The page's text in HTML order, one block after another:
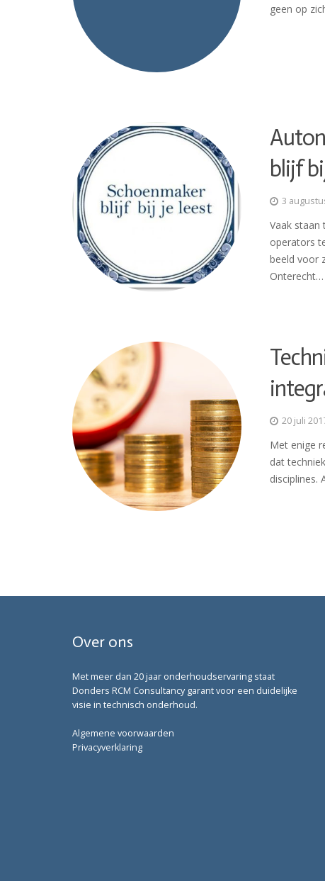
geen op
blijf
3
Vaak staan
operators
beeld voor
Onterecht…
20 juli
Met enige
dat
disciplines.
Over ons
Met meer dan 20 jaar onderhoudservaring staat
Donders RCM Consultancy garant voor een duidelijke
visie in technisch onderhoud.
Algemene voorwaarden
Privacyverklaring